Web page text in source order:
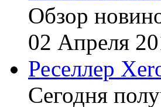
Обзор
02 Апреля
Реселлер
Сегодня